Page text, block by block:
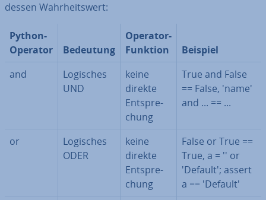
dessen Wahr­heits­wert:
Python-
Operator
Bedeutung
Operator-
Funktion
Beispiel
and
Logisches
UND
keine
direkte
Ent­spre­
chung
True and False
== False, 'name'
and ... == ...
or
Logisches
ODER
keine
direkte
Ent­spre­
chung
False or True ==
True, a = '' or
'Default'; assert
a == 'Default'